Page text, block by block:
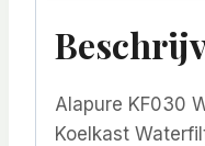
Alapure KF030
Koelkast